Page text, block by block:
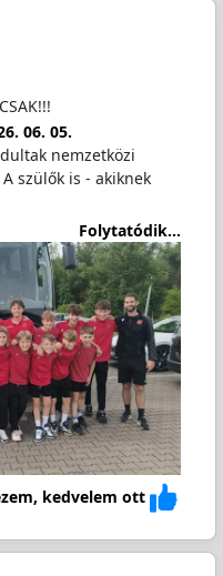
06. 05.
nemzetközi
szülők is - akiknek
Folytatódik...
kedvelem ott